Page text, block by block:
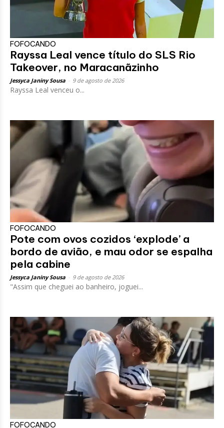
FOFOCANDO
Rayssa Leal vence título do SLS Rio
Takeover, no Maracanãzinho
Jessyca Janiny Sousa 9 de agosto de 2026
Rayssa Leal venceu o...
FOFOCANDO
Pote com ovos cozidos ‘explode’ a
bordo de avião, e mau odor se espalha
pela cabine
Jessyca Janiny Sousa 9 de agosto de 2026
"Assim que cheguei ao banheiro, joguei...
FOFOCANDO